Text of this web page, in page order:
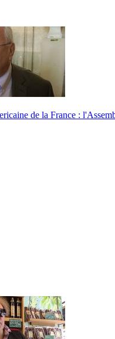
de la France :